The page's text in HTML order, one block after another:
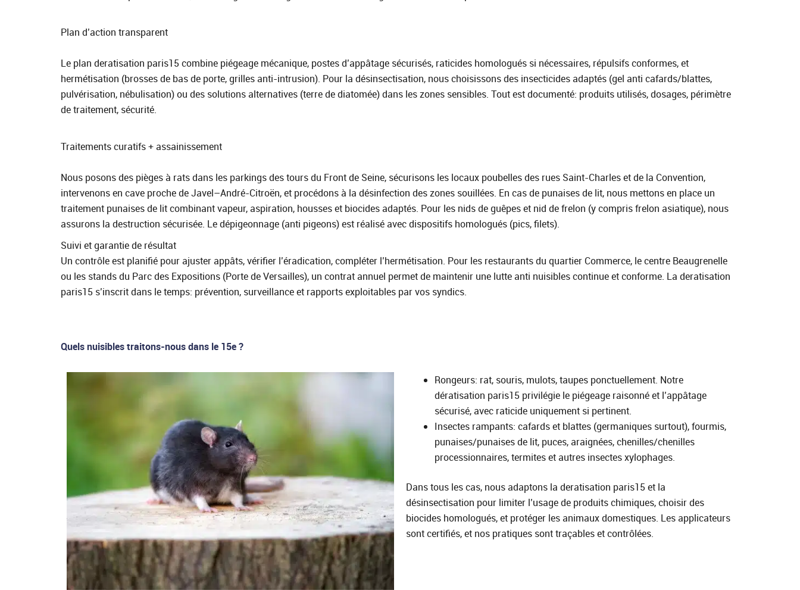
Plan d’action transparent
Le plan deratisation paris15 combine piégeage mécanique, postes d’appâtage sécurisés, raticides homologués si nécessaires, répulsifs conformes, et
hermétisation (brosses de bas de porte, grilles anti‑intrusion). Pour la désinsectisation, nous choisissons des insecticides adaptés (gel anti cafards/blattes,
pulvérisation, nébulisation) ou des solutions alternatives (terre de diatomée) dans les zones sensibles. Tout est documenté: produits utilisés, dosages, périmètre
de traitement, sécurité.
Traitements curatifs + assainissement
Nous posons des pièges à rats dans les parkings des tours du Front de Seine, sécurisons les locaux poubelles des rues Saint‑Charles et de la Convention,
intervenons en cave proche de Javel–André‑Citroën, et procédons à la désinfection des zones souillées. En cas de punaises de lit, nous mettons en place un
traitement punaises de lit combinant vapeur, aspiration, housses et biocides adaptés. Pour les nids de guêpes et nid de frelon (y compris frelon asiatique), nous
assurons la destruction sécurisée. Le dépigeonnage (anti pigeons) est réalisé avec dispositifs homologués (pics, filets).
Suivi et garantie de résultat
Un contrôle est planifié pour ajuster appâts, vérifier l’éradication, compléter l’hermétisation. Pour les restaurants du quartier Commerce, le centre Beaugrenelle
ou les stands du Parc des Expositions (Porte de Versailles), un contrat annuel permet de maintenir une lutte anti nuisibles continue et conforme. La deratisation
paris15 s’inscrit dans le temps: prévention, surveillance et rapports exploitables par vos syndics.
Quels nuisibles traitons‑nous dans le 15e ?
Rongeurs: rat, souris, mulots, taupes ponctuellement. Notre
dératisation paris15 privilégie le piégeage raisonné et l’appâtage
sécurisé, avec raticide uniquement si pertinent.
Insectes rampants: cafards et blattes (germaniques surtout), fourmis,
punaises/punaises de lit, puces, araignées, chenilles/chenilles
processionnaires, termites et autres insectes xylophages.
Dans tous les cas, nous adaptons la deratisation paris15 et la
désinsectisation pour limiter l’usage de produits chimiques, choisir des
biocides homologués, et protéger les animaux domestiques. Les applicateurs
sont certifiés, et nos pratiques sont traçables et contrôlées.